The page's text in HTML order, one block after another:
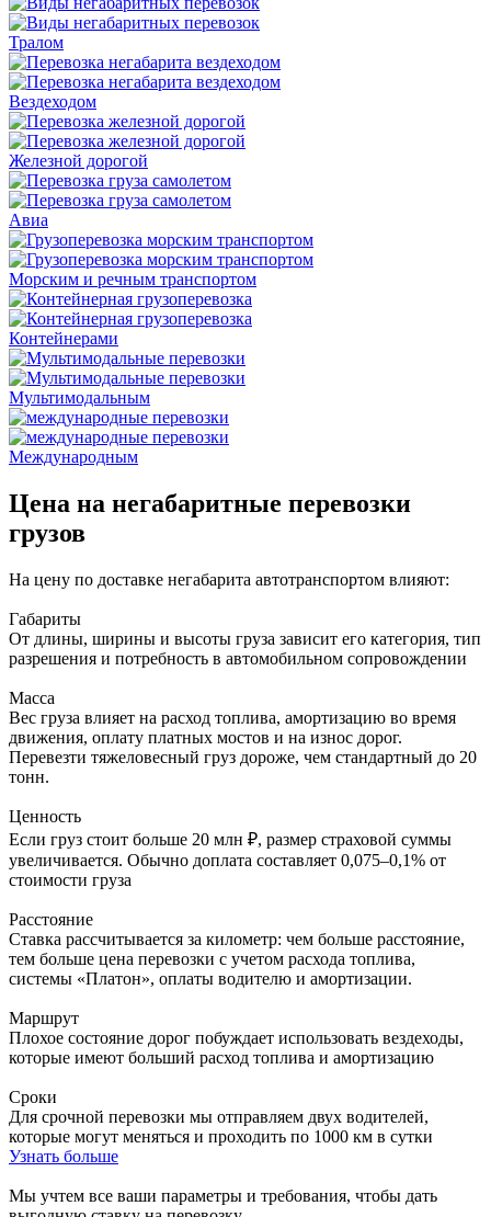
Тралом
Вездеходом
Железной дорогой
Авиа
Морским и речным транспортом
Контейнерами
Мультимодальным
Международным
Цена на негабаритные перевозки
грузов
На цену по доставке негабарита автотранспортом влияют:
Габариты
От длины, ширины и высоты груза зависит его категория, тип
разрешения и потребность в автомобильном сопровождении
Масса
Вес груза влияет на расход топлива, амортизацию во время
движения, оплату платных мостов и на износ дорог.
Перевезти тяжеловесный груз дороже, чем стандартный до 20
тонн.
Ценность
Если груз стоит больше 20 млн ₽, размер страховой суммы
увеличивается. Обычно доплата составляет 0,075–0,1% от
стоимости груза
Расстояние
Ставка рассчитывается за километр: чем больше расстояние,
тем больше цена перевозки с учетом расхода топлива,
системы «Платон», оплаты водителю и амортизации.
Маршрут
Плохое состояние дорог побуждает использовать вездеходы,
которые имеют больший расход топлива и амортизацию
Сроки
Для срочной перевозки мы отправляем двух водителей,
которые могут меняться и проходить по 1000 км в сутки
Узнать больше
Мы учтем все ваши параметры и требования, чтобы дать